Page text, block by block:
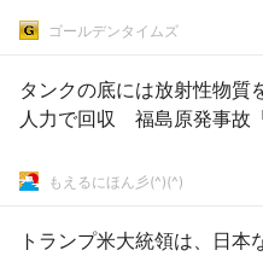
ゴールデンタイムズ
タンクの底には放射性物
人力で回収 福島原発事故
もえるにほん彡(^)(^)
トランプ米大統領は、日